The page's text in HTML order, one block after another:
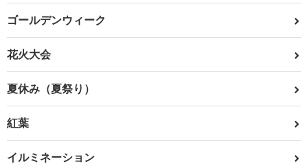
ゴールデンウィーク
花火大会
夏休み（夏祭り）
紅葉
イルミネーション